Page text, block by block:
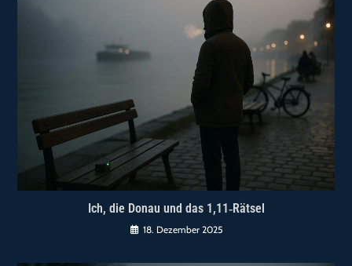
Ich, die Donau und das 1,11‑Rätsel
18. Dezember 2025